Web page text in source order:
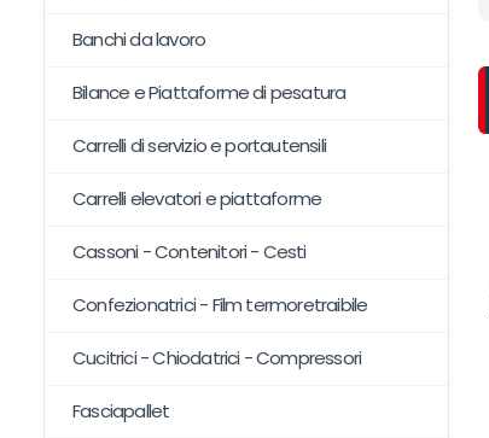
Banchi da lavoro
Bilance e Piattaforme di pesatura
Carrelli di servizio e portautensili
Carrelli elevatori e piattaforme
Cassoni - Contenitori - Cesti
Confezionatrici - Film termoretraibile
Cucitrici - Chiodatrici - Compressori
Fasciapallet